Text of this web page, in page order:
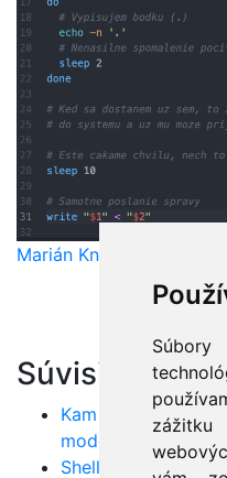
Marián Knězek
Súvisiace
Kam pokračovať po
moderné knižnice
Shell scripting: